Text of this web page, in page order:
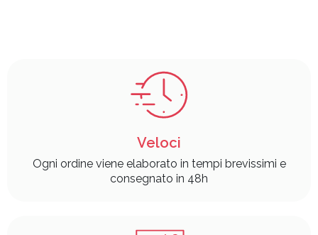
Veloci
Ogni ordine viene elaborato in tempi brevissimi e
consegnato in 48h